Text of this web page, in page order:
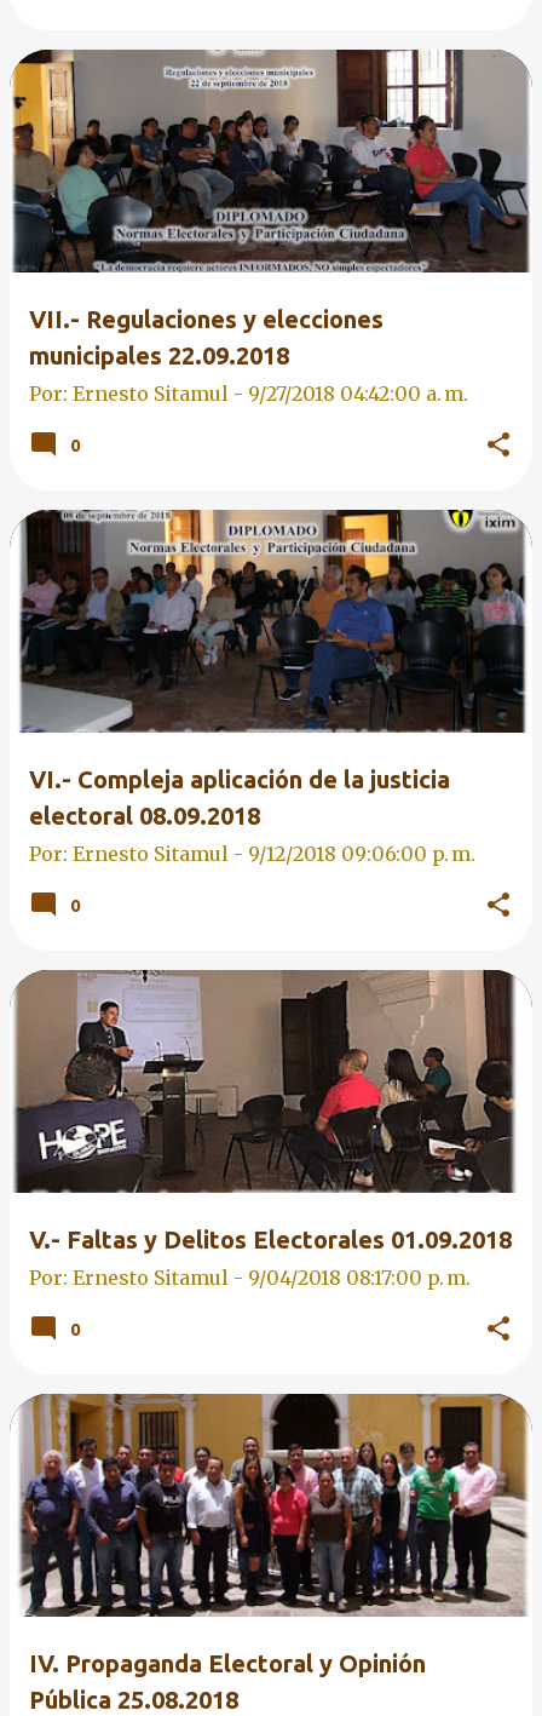
VII.- Regulaciones y elecciones
municipales 22.09.2018
Por: Ernesto Sitamul - 9/27/2018 04:42:00 a. m.
0
VI.- Compleja aplicación de la justicia
electoral 08.09.2018
Por: Ernesto Sitamul - 9/12/2018 09:06:00 p. m.
0
V.- Faltas y Delitos Electorales 01.09.2018
Por: Ernesto Sitamul - 9/04/2018 08:17:00 p. m.
0
IV. Propaganda Electoral y Opinión
Pública 25.08.2018